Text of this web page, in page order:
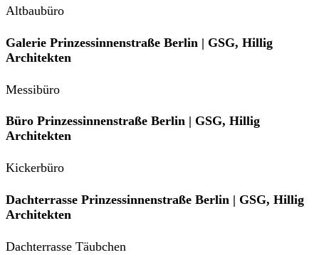
Altbaubüro
Galerie Prinzessinnenstraße Berlin | GSG, Hillig
Architekten
Messibüro
Büro Prinzessinnenstraße Berlin | GSG, Hillig
Architekten
Kickerbüro
Dachterrasse Prinzessinnenstraße Berlin | GSG, Hillig
Architekten
Dachterrasse Täubchen